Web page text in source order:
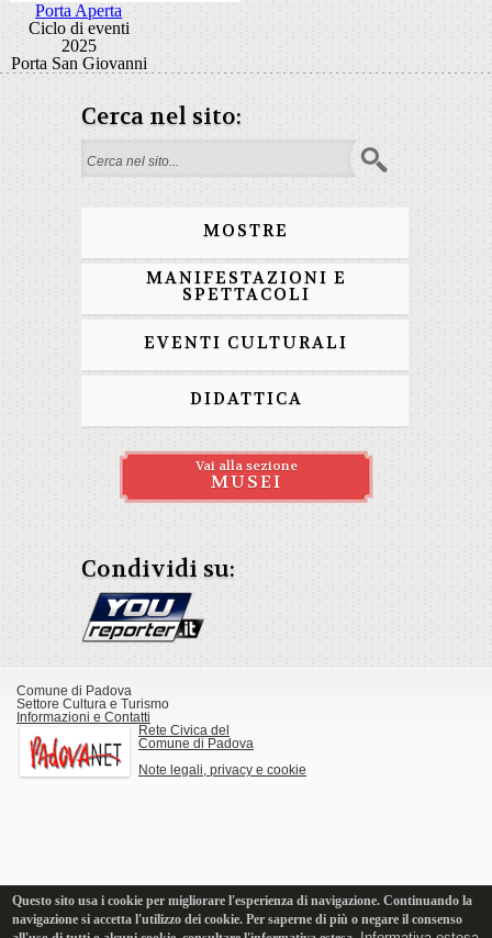
Porta Aperta
Ciclo di eventi
2025
Porta San Giovanni
Cerca nel sito:
Form di ricerca
MOSTRE
MANIFESTAZIONI E
SPETTACOLI
EVENTI CULTURALI
DIDATTICA
Vai alla sezione
MUSEI
Condividi su:
Comune di Padova
Settore Cultura e Turismo
Informazioni e Contatti
Rete Civica del
Comune di Padova
Note legali, privacy e cookie
Questo sito usa i cookie per migliorare l'esperienza di navigazione. Continuando la
navigazione si accetta l'utilizzo dei cookie. Per saperne di più o negare il consenso